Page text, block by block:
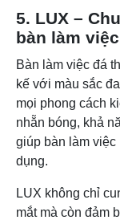
5. LUX –
bàn làm
Bàn làm việc đá
kế với màu sắc
mọi phong cách
nhẵn bóng, khả
giúp bàn làm việc
dụng.
LUX không chỉ
mắt mà còn đảm